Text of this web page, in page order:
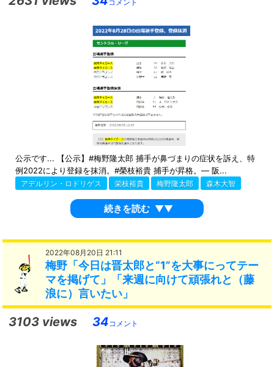
コメント
公示です... 【公示】#梅野隆太郎 捕手が鼻づまりの症状を訴え、特
例2022により登録を抹消。#榮枝裕貴 捕手が昇格。— 阪...
アデルリン・ロドリゲス 栄枝裕貴 梅野隆太郎 森木大智
続きを読む ▼▼
2022年08月20日 21:11
梅野「今日は晋太郎と“1”を大事にってテー
マを掲げて」「来週に向けて頑張れと（藤
浪に）言いたい」
3103 views 34 コメント